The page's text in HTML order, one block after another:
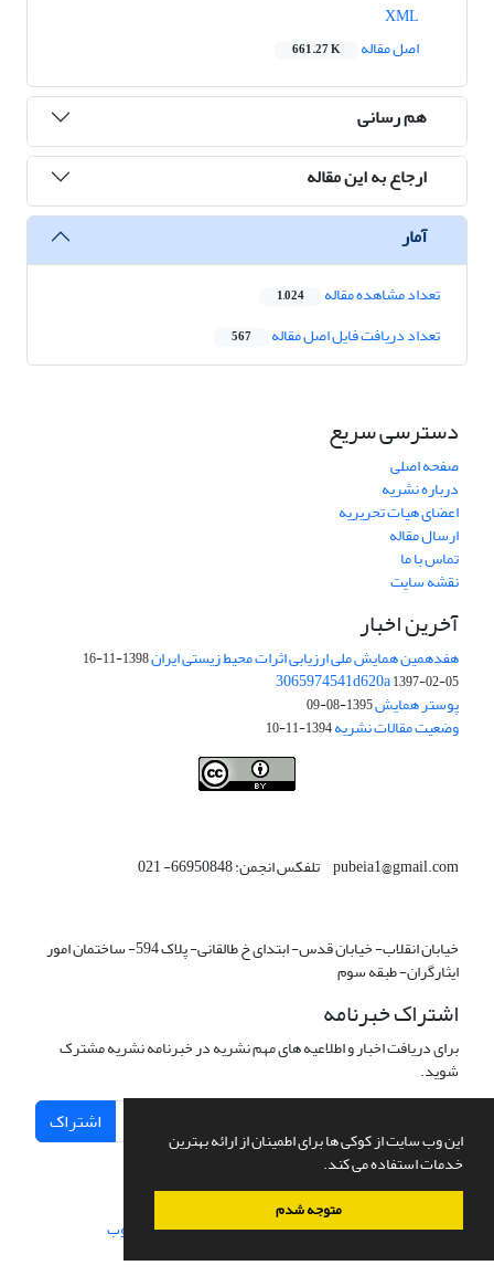
این وب سایت از کوکی ها برای اطمینان از ارائه بهترین
خدمات استفاده می کند.
متوجه شدم
اصل مقاله
661.27 K
هم رسانی
ارجاع به این مقاله
آمار
تعداد مشاهده مقاله 1,024
تعداد دریافت فایل اصل مقاله 567
دسترسی سریع
صفحه اصلی
درباره نشریه
اعضای هیات تحریریه
ارسال مقاله
تماس با ما
نقشه سایت
آخرین اخبار
هفدهمین همایش ملی ارزیابی اثرات محیط زیستی ایران1398-11-16
3065974541d620a1397-02-05
پوستر همایش1395-08-09
وضعیت مقالات نشریه1394-11-10
pubeia1@gmail.com تلفکس انجمن: 66950848- 021
خیابان انقلاب- خیابان قدس- ابتدای خ طالقانی- پلاک 594- ساختمان امور
ایثارگران- طبقه سوم
اشتراک خبرنامه
برای دریافت اخبار و اطلاعیه های مهم نشریه در خبرنامه نشریه مشترک
شوید.
اشتراک
سامانه مدیریت نشریات علمی.طراحی و پیاده سازی از سیناوب